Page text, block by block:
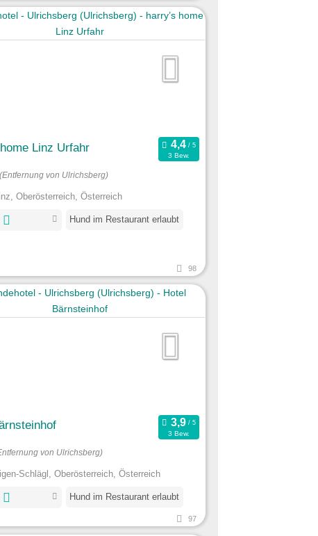
Linz Urfahr
3 Bew.
(Entfernung von Ulrichsberg)
Oberösterreich, Österreich
Hund im Restaurant erlaubt
98
3 Bew.
von Ulrichsberg)
Schlägl, Oberösterreich, Österreich
Hund im Restaurant erlaubt
97